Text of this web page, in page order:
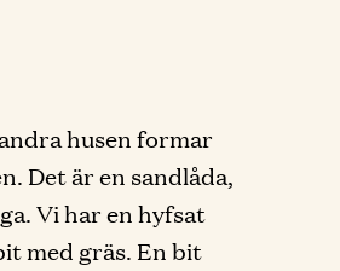
husen formar
Det är en sandlåda,
Vi har en hyfsat
med gräs. En bit